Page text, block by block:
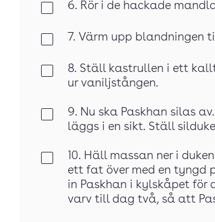
6. Rör i de hackade
7. Värm upp blandningen
8. Ställ kastrullen i ett
ur vaniljstången.
9. Nu ska Paskhan silas
läggs i en sikt. Ställ
10. Häll massan ner i
ett fat över med en tyngd
in Paskhan i kylskåpet
varv till dag två, så att